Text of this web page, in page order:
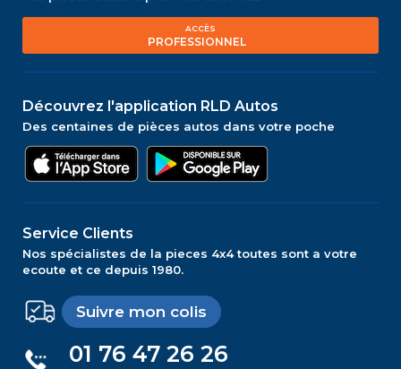
ACCÈS
PROFESSIONNEL
Découvrez l'application RLD Autos
Des centaines de pièces autos dans votre poche
Service Clients
Nos spécialistes de la pieces 4x4 toutes sont a votre
ecoute et ce depuis 1980.
Suivre mon colis
01 76 47 26 26